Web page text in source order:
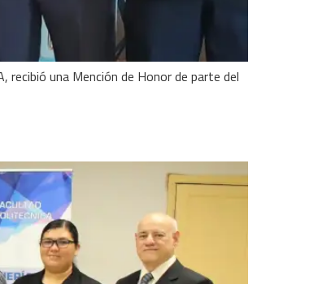
recibió una Mención de Honor de parte del